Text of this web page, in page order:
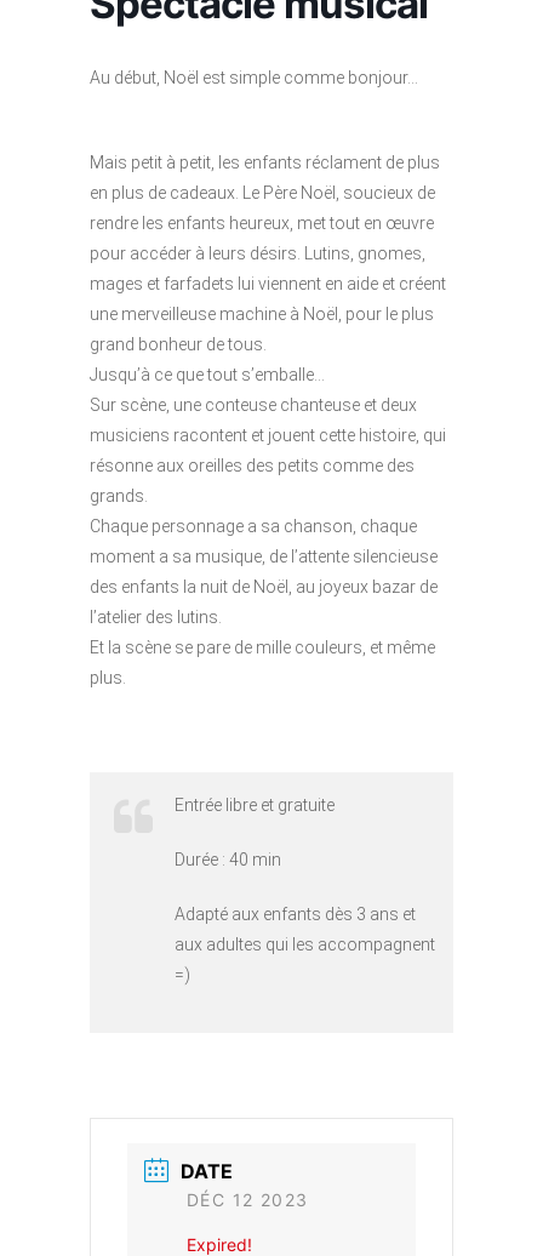
Au début, Noël est simple comme bonjour…
Mais petit à petit, les enfants réclament de plus
en plus de cadeaux. Le Père Noël, soucieux de
rendre les enfants heureux, met tout en œuvre
pour accéder à leurs désirs. Lutins, gnomes,
mages et farfadets lui viennent en aide et créent
une merveilleuse machine à Noël, pour le plus
grand bonheur de tous.
Jusqu’à ce que tout s’emballe…
Sur scène, une conteuse chanteuse et deux
musiciens racontent et jouent cette histoire, qui
résonne aux oreilles des petits comme des
grands.
Chaque personnage a sa chanson, chaque
moment a sa musique, de l’attente silencieuse
des enfants la nuit de Noël, au joyeux bazar de
l’atelier des lutins.
Et la scène se pare de mille couleurs, et même
plus.
Entrée libre et gratuite
Durée : 40 min
Adapté aux enfants dès 3 ans et
aux adultes qui les accompagnent
=)
DATE
DÉC 12 2023
Expired!